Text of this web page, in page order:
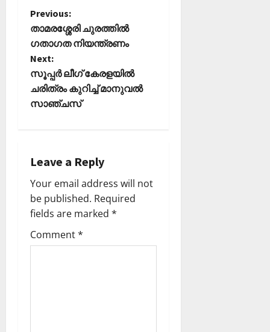
P
o
s
t
v
i
g
a
Previous:
താമരശ്ശേരി ചുരത്തിൽ
ഗതാഗത നിയന്ത്രണം
Next:
സൂപ്പര്‍ ലീഗ് കേരളയില്‍
ചരിത്രം കുറിച്ച് മാനുവല്‍
സാഞ്ചസ്
Leave a Reply
Your email address will not
be published. Required
fields are marked *
Comment*